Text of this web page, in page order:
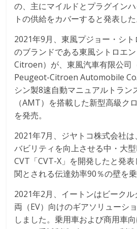
の、主にマイルドとプラグイン
トの供給をカバーすると発表した
2021年9月、東風プジョー・シ
のブランドである東風シトロエ
Citroen）が、東風汽車有限公
Peugeot-Citroen Automobile
シン製8速自動マニュアルトラン
（AMT）を搭載した新型高級ク
を発売。
2021年7月、ジヤトコ株式会社
バビリティを向上させる中・大
CVT「CVT-X」を開発したと発
関とされる伝達効率90％の壁を乗
2021年2月、イートンはビーク
両（EV）向けのギアソリューシ
しました。乗用車および商用車